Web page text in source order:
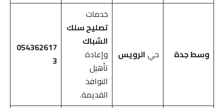
وسط جدة حيالرويس
خدمات
تصليح سلك
الشباك
وإعادة
تأهيل
النوافذ
القديمة.
054362617
3